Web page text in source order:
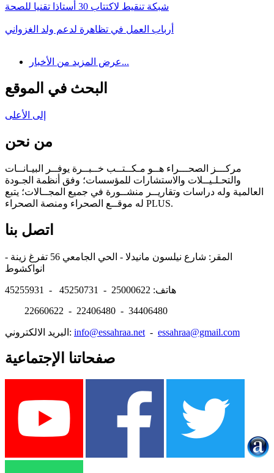
شبكة تنقيط لاكتتاب 30 أستاذا تقنيا للصحة
أرباب العمل في تظاهرة لدعم ولد الغزواني
عرض المزيد من الأخبار...
البحث في الموقع
إلى الأعلى
من نحن
مركـــز الصحـــراء هــو مـكــتــب خــبــرة يوفــر البيـانــات
والتحـلـيــلات والاستشارات للمؤسسات؛ وفق أنظمة الجـودة
العالمية وله دراسات وتقاريــر منشــورة في جميع المجــالات؛ يتبع
له موقــع الصحراء ومنصة الصحراء PLUS.
اتصل بنا
المقر: شارع نيلسون مانيدلا - الحي الجامعي 56 تفرغ زينة -
هاتف: 25000622 - 45250731 - 45255931
22660622 - 22406480 - 34406480
البريد الالكتروني: info@essahraa.net - essahraa@gmail.com
صفحاتنا الإجتماعية